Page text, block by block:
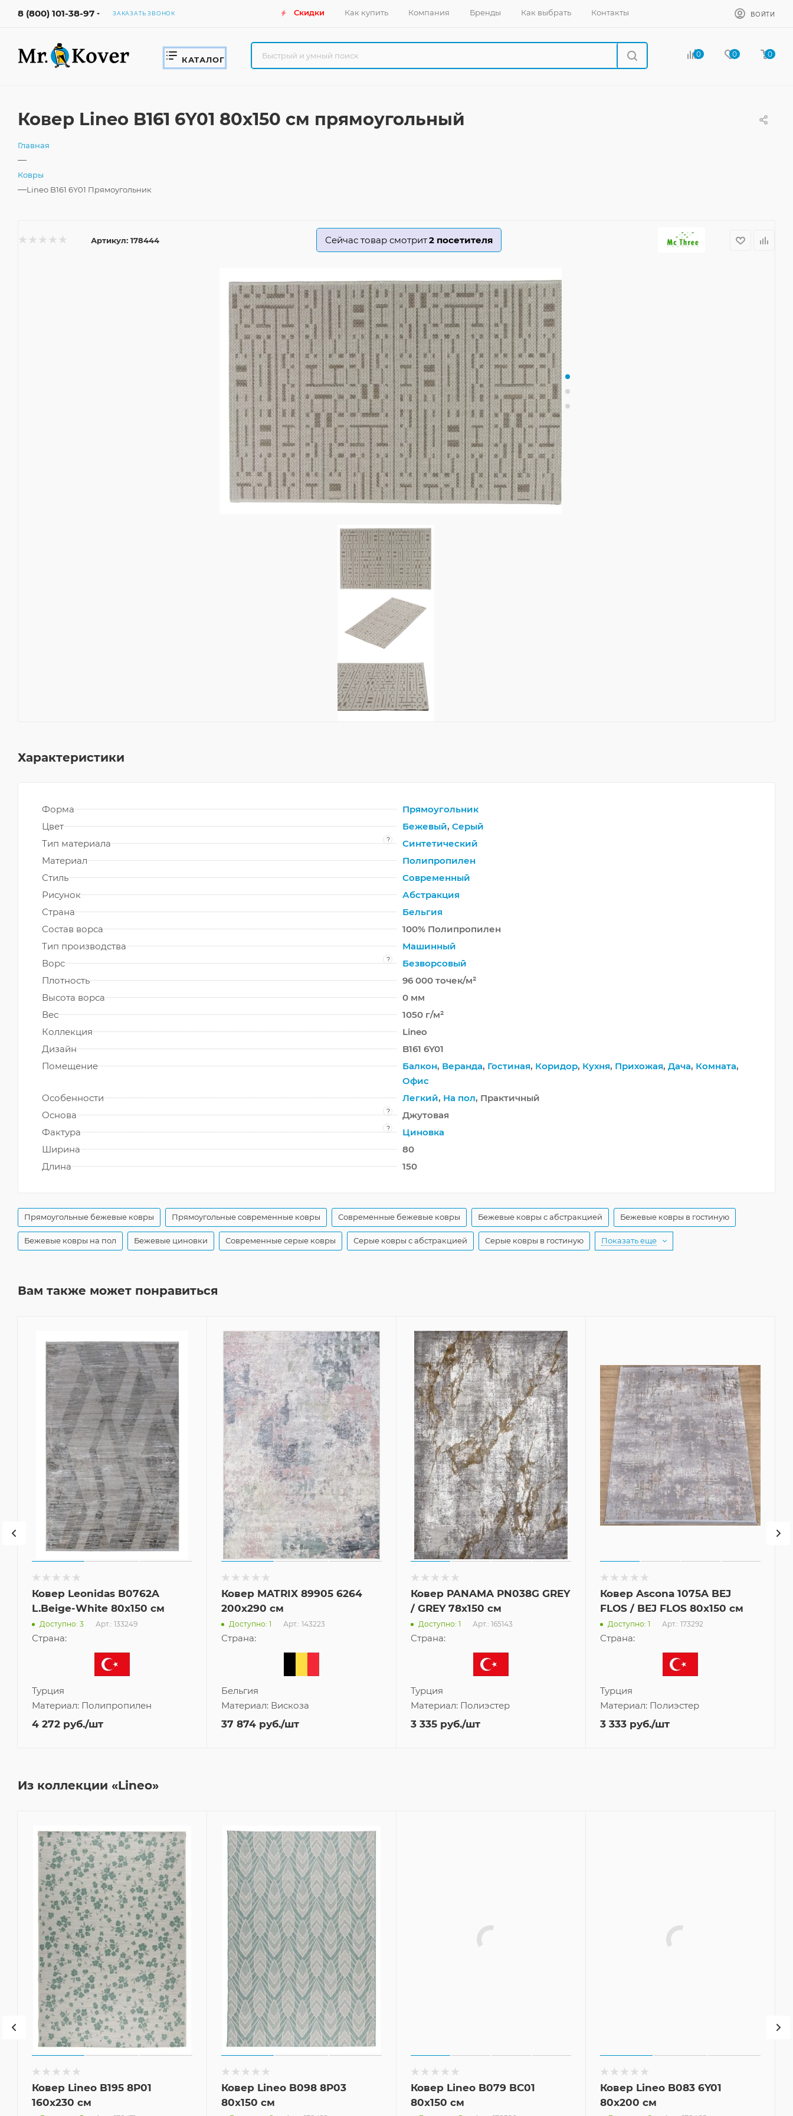
8 (800) 101-38-97 ЗАКАЗАТЬ ЗВОНОК Скидки Как купить Компания Бренды Как выбрать Контакты ВОЙТИ
КАТАЛОГ
0 0 0
Ковер Lineo B161 6Y01 80x150 см прямоугольный
Главная
—
Ковры
—Lineo B161 6Y01 Прямоугольник
Артикул: 178444 Сейчас товар смотрит2 посетителя
Характеристики
Форма
Прямоугольник
Цвет
Бежевый, Серый
Тип материала
?
Синтетический
Материал
Полипропилен
Стиль
Современный
Рисунок
Абстракция
Страна
Бельгия
Состав ворса
100% Полипропилен
Тип производства
Машинный
Ворс
?
Безворсовый
Плотность
96 000 точек/м²
Высота ворса
0 мм
Вес
1050 г/м²
Коллекция
Lineo
Дизайн
B161 6Y01
Помещение
Балкон, Веранда, Гостиная, Коридор, Кухня, Прихожая, Дача, Комната,
Офис
Особенности
Легкий, На пол, Практичный
Основа
?
Джутовая
Фактура
?
Циновка
Ширина
80
Длина
150
Прямоугольные бежевые ковры Прямоугольные современные ковры Современные бежевые ковры Бежевые ковры с абстракцией Бежевые ковры в гостиную
Бежевые ковры на пол Бежевые циновки Современные серые ковры Серые ковры с абстракцией Серые ковры в гостиную Показать еще
Вам также может понравиться
Ковер Leonidas B0762A
L.Beige-White 80x150 см
Доступно: 3 Арт.: 133249
Страна:
Турция
Материал: Полипропилен
4 272 руб./шт
Ковер MATRIX 89905 6264
200x290 см
Доступно: 1 Арт.: 143223
Страна:
Бельгия
Материал: Вискоза
37 874 руб./шт
Ковер PANAMA PN038G GREY
/ GREY 78x150 см
Доступно: 1 Арт.: 165143
Страна:
Турция
Материал: Полиэстер
3 335 руб./шт
Ковер Ascona 1075A BEJ
FLOS / BEJ FLOS 80x150 см
Доступно: 1 Арт.: 173292
Страна:
Турция
Материал: Полиэстер
3 333 руб./шт
Из коллекции «Lineo»
Ковер Lineo B195 8P01
160x230 см
Ковер Lineo B098 8P03
80x150 см
Ковер Lineo B079 BC01
80x150 см
Ковер Lineo B083 6Y01
80x200 см